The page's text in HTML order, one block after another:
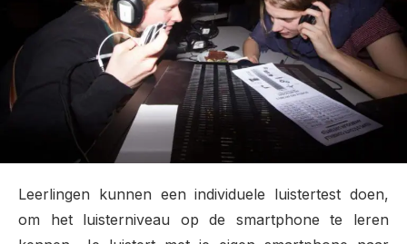
Leerlingen kunnen een individuele luistertest doen,
om het luisterniveau op de smartphone te leren